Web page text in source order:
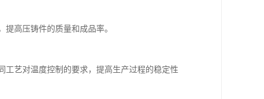
高压铸件的质量和成品率。
工艺对温度控制的要求，提高生产过程的稳定性